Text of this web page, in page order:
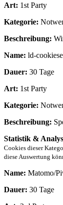
Art: 1st Party
Kategorie:
Beschreibung:
Name: ld-
Dauer: 30 Tage
Art: 1st Party
Kategorie:
Beschreibung:
Statistik &
Cookies dieser
diese Auswertung
Name: Matomo/
Dauer: 30 Tage